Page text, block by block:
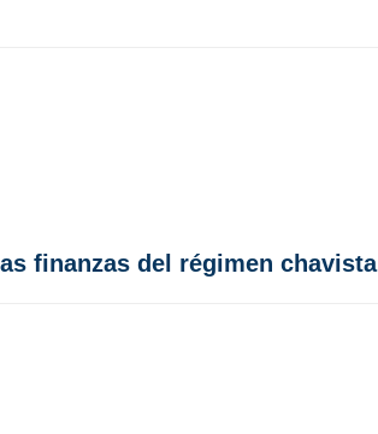
finanzas del régimen chavista